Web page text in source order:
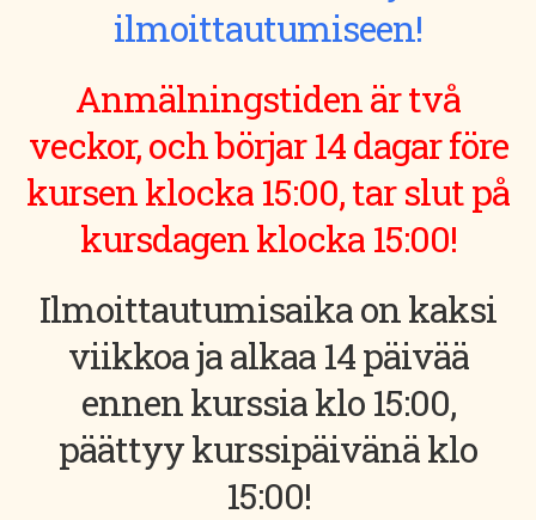
ilmoittautumiseen!
Anmälningstiden är två
veckor, och börjar 14 dagar före
kursen klocka 15:00, tar slut på
kursdagen klocka 15:00!
Ilmoittautumisaika on kaksi
viikkoa ja alkaa 14 päivää
ennen kurssia klo 15:00,
päättyy kurssipäivänä klo
15:00!